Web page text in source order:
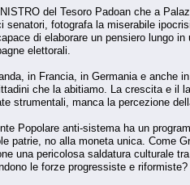
del Tesoro Padoan che a
senatori, fotografa la miserabile
di elaborare un pensiero lungo
elettorali.
in Francia, in Germania e anche
che la abitiamo. La crescita e il
strumentali, manca la percezione
Popolare anti-sistema ha un
patrie, no alla moneta unica. Come
una pericolosa saldatura culturale
le forze progressiste e riformiste?